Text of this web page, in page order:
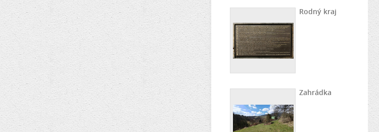
Rodný kraj
Zahrádka